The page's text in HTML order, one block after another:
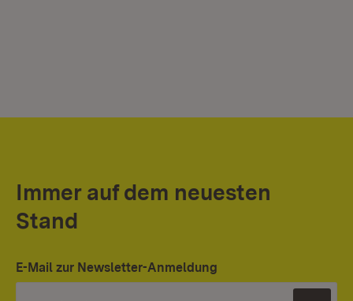
Immer auf dem neuesten
Stand
E-Mail zur Newsletter-Anmeldung